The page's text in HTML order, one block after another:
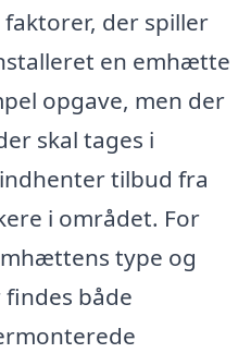
der spiller
en emhætte
opgave, men der
skal tages i
tilbud fra
i området. For
type og
både